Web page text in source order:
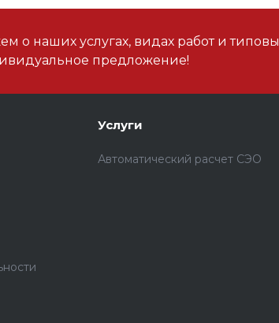
о наших услугах, видах работ и
предложение!
Услуги
Автоматический расчет СЭО